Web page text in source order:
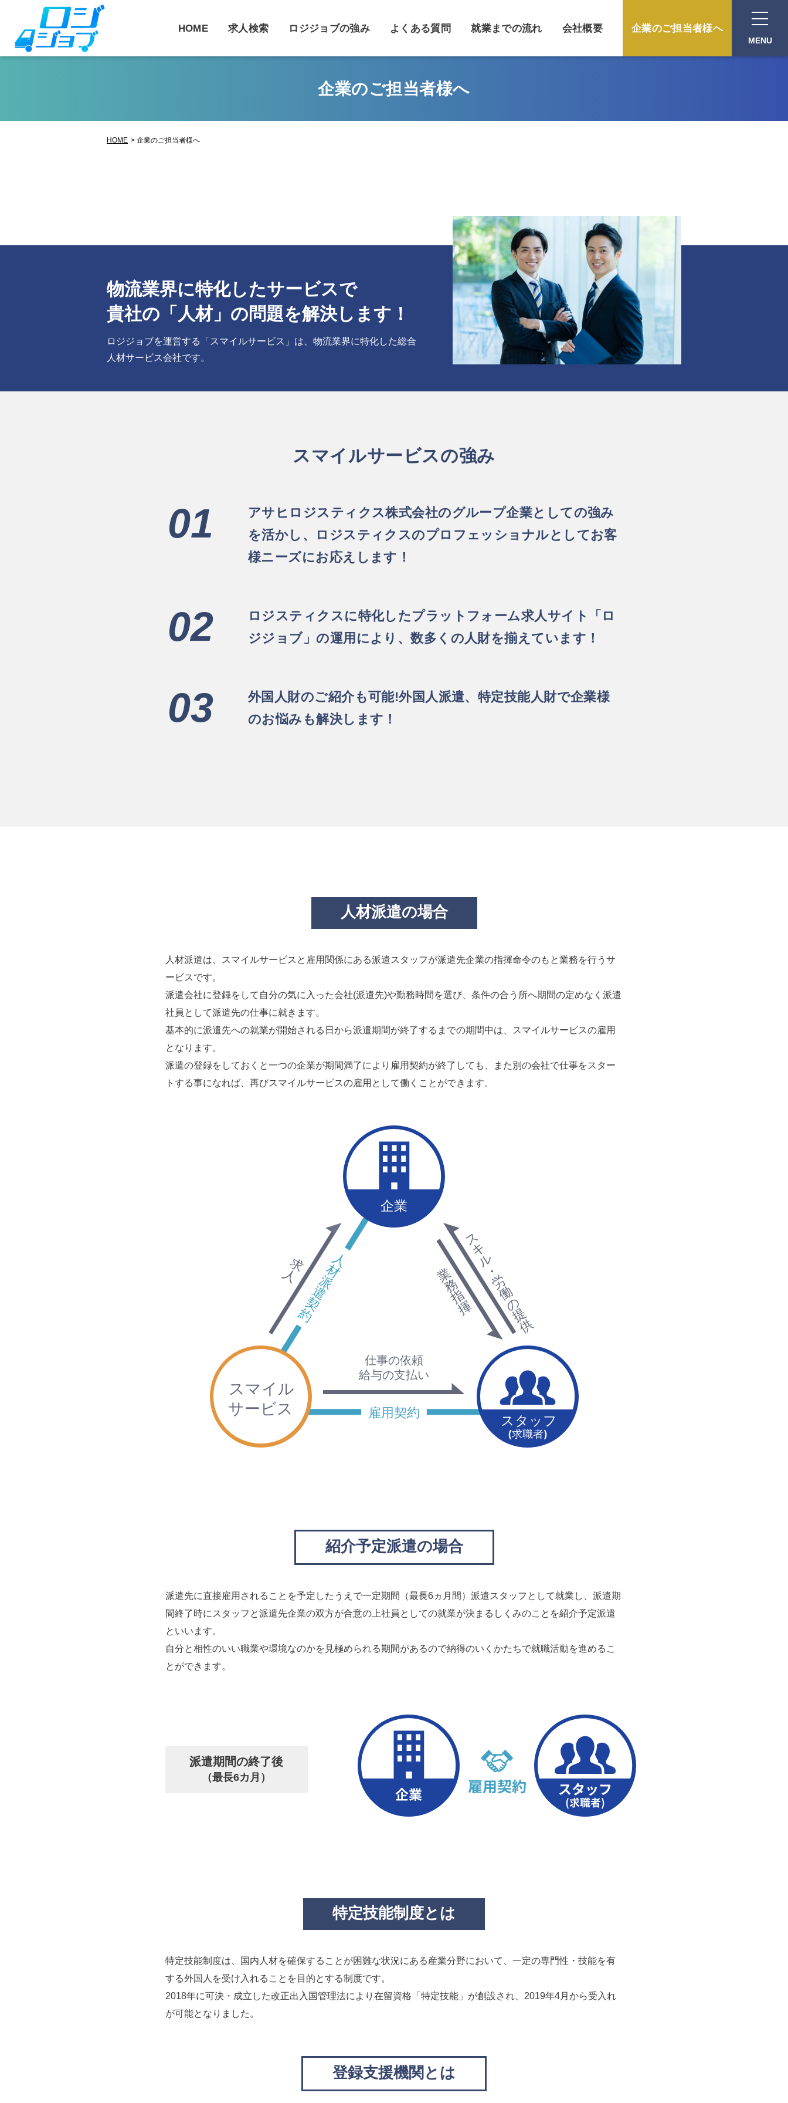
HOME 求人検索 ロジジョブの強み よくある質問 就業までの流れ 会社概要 企業のご担当者様へ
MENU
企業のご担当者様へ
HOME 企業のご担当者様へ
物流業界に特化したサービスで
貴社の「人材」の問題を解決します！
ロジジョブを運営する「スマイルサービス」は、物流業界に特化した総合
人材サービス会社です。
スマイルサービスの強み
01
アサヒロジスティクス株式会社のグループ企業としての強み
を活かし、ロジスティクスのプロフェッショナルとしてお客
様ニーズにお応えします！
02
ロジスティクスに特化したプラットフォーム求人サイト「ロ
ジジョブ」の運用により、数多くの人財を揃えています！
03
外国人財のご紹介も可能!外国人派遣、特定技能人財で企業様
のお悩みも解決します！
人材派遣の場合
人材派遣は、スマイルサービスと雇用関係にある派遣スタッフが派遣先企業の指揮命令のもと業務を行うサ
ービスです。
派遣会社に登録をして自分の気に入った会社(派遣先)や勤務時間を選び、条件の合う所へ期間の定めなく派遣
社員として派遣先の仕事に就きます。
基本的に派遣先への就業が開始される日から派遣期間が終了するまでの期間中は、スマイルサービスの雇用
となります。
派遣の登録をしておくと一つの企業が期間満了により雇用契約が終了しても、また別の会社で仕事をスター
トする事になれば、再びスマイルサービスの雇用として働くことができます。
紹介予定派遣の場合
派遣先に直接雇用されることを予定したうえで一定期間（最長6ヵ月間）派遣スタッフとして就業し、派遣期
間終了時にスタッフと派遣先企業の双方が合意の上社員としての就業が決まるしくみのことを紹介予定派遣
といいます。
自分と相性のいい職業や環境なのかを見極められる期間があるので納得のいくかたちで就職活動を進めるこ
とができます。
派遣期間の終了後
（最長6カ月）
特定技能制度とは
特定技能制度は、国内人材を確保することが困難な状況にある産業分野において、一定の専門性・技能を有
する外国人を受け入れることを目的とする制度です。
2018年に可決・成立した改正出入国管理法により在留資格「特定技能」が創設され、2019年4月から受入れ
が可能となりました。
登録支援機関とは